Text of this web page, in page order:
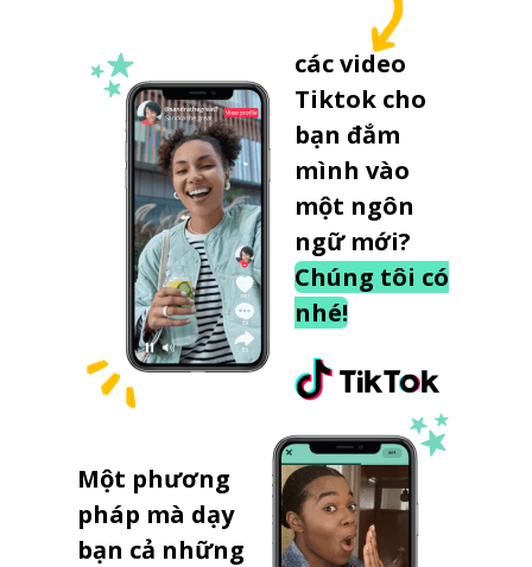
các video
Tiktok cho
bạn đắm
mình vào
một ngôn
ngữ mới?
Chúng tôi có
nhé!
Một phương
pháp mà dạy
bạn cả những